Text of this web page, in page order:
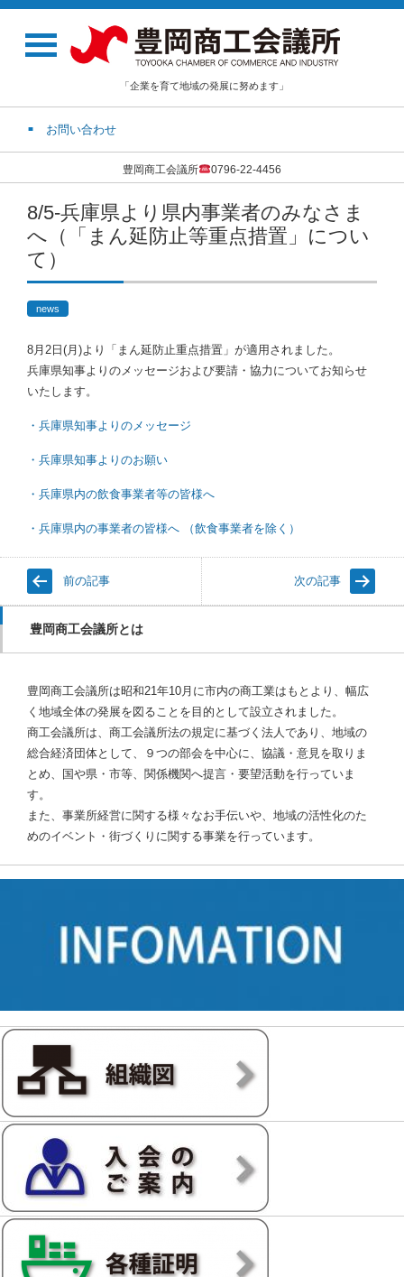
「企業を育て地域の発展に努めます」
お問い合わせ
豊岡商工会議所 0796-22-4456
8/5-兵庫県より県内事業者のみなさま
へ（「まん延防止等重点措置」につい
て）
news
8月2日(月)より「まん延防止重点措置」が適用されました。
兵庫県知事よりのメッセージおよび要請・協力についてお知らせ
いたします。
・兵庫県知事よりのメッセージ
・兵庫県知事よりのお願い
・兵庫県内の飲食事業者等の皆様へ
・兵庫県内の事業者の皆様へ （飲食事業者を除く）
前の記事 次の記事
豊岡商工会議所とは
豊岡商工会議所は昭和21年10月に市内の商工業はもとより、幅広
く地域全体の発展を図ることを目的として設立されました。
商工会議所は、商工会議所法の規定に基づく法人であり、地域の
総合経済団体として、９つの部会を中心に、協議・意見を取りま
とめ、国や県・市等、関係機関へ提言・要望活動を行っていま
す。
また、事業所経営に関する様々なお手伝いや、地域の活性化のた
めのイベント・街づくりに関する事業を行っています。